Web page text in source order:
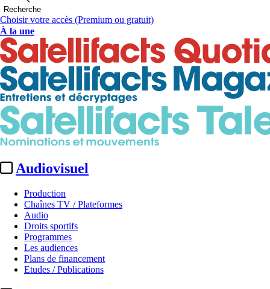
Recherche
Choisir votre accès (Premium ou gratuit)
À la une
Audiovisuel
Production
Chaînes TV / Plateformes
Audio
Droits sportifs
Programmes
Les audiences
Plans de financement
Etudes / Publications